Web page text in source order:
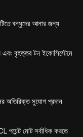
বন্ধুদের আনার জন্য
বৃহত্তর টন ইকোসিস্টেমে
অতিরিক্ত সুযোগ প্রদান
পয়েন্ট মোট সর্বাধিক করতে